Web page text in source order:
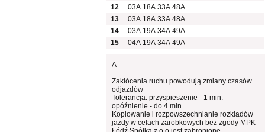
12
03A 18A 33A 48A
13
03A 18A 33A 48A
14
03A 19A 34A 49A
15
04A 19A 34A 49A
A
Zakłócenia ruchu powodują zmiany czasów
odjazdów
Tolerancja: przyspieszenie - 1 min.
opóźnienie - do 4 min.
Kopiowanie i rozpowszechnianie rozkładów
jazdy w celach zarobkowych bez zgody MPK